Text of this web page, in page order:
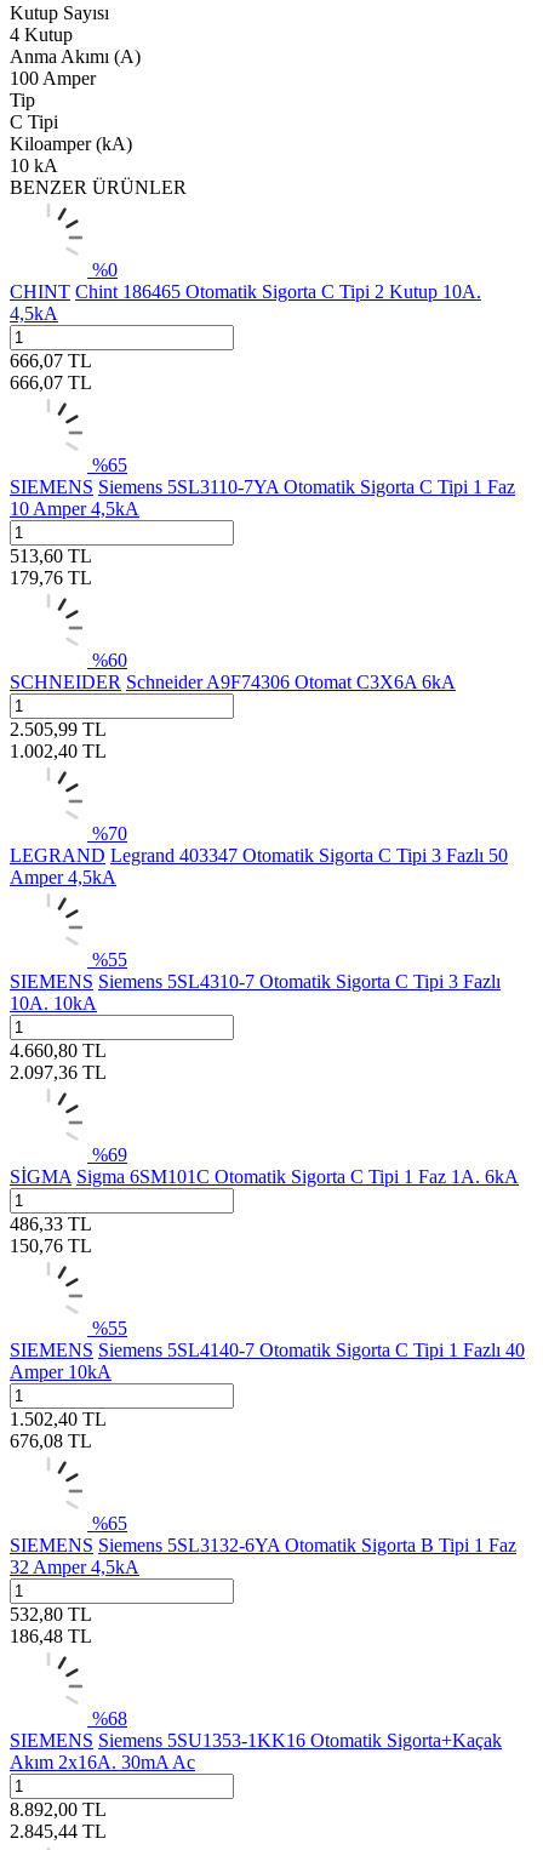
Kutup Sayısı
4 Kutup
Anma Akımı (A)
100 Amper
Tip
C Tipi
Kiloamper (kA)
10 kA
BENZER ÜRÜNLER
%0
CHINT Chint 186465 Otomatik Sigorta C Tipi 2 Kutup 10A.
4,5kA
666,07 TL
666,07 TL
%65
SIEMENS Siemens 5SL3110-7YA Otomatik Sigorta C Tipi 1 Faz
10 Amper 4,5kA
513,60 TL
179,76 TL
%60
SCHNEIDER Schneider A9F74306 Otomat C3X6A 6kA
2.505,99 TL
1.002,40 TL
%70
LEGRAND Legrand 403347 Otomatik Sigorta C Tipi 3 Fazlı 50
Amper 4,5kA
%55
SIEMENS Siemens 5SL4310-7 Otomatik Sigorta C Tipi 3 Fazlı
10A. 10kA
4.660,80 TL
2.097,36 TL
%69
SİGMA Sigma 6SM101C Otomatik Sigorta C Tipi 1 Faz 1A. 6kA
486,33 TL
150,76 TL
%55
SIEMENS Siemens 5SL4140-7 Otomatik Sigorta C Tipi 1 Fazlı 40
Amper 10kA
1.502,40 TL
676,08 TL
%65
SIEMENS Siemens 5SL3132-6YA Otomatik Sigorta B Tipi 1 Faz
32 Amper 4,5kA
532,80 TL
186,48 TL
%68
SIEMENS Siemens 5SU1353-1KK16 Otomatik Sigorta+Kaçak
Akım 2x16A. 30mA Ac
8.892,00 TL
2.845,44 TL